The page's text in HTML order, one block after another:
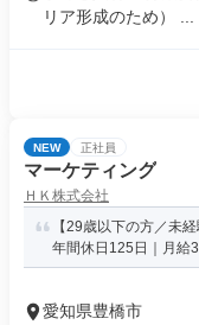
リア形成のため） ...
NEW 正社員
マーケティング
ＨＫ株式会社
【29歳以下の方／未
年間休日125日｜月給
愛知県豊橋市